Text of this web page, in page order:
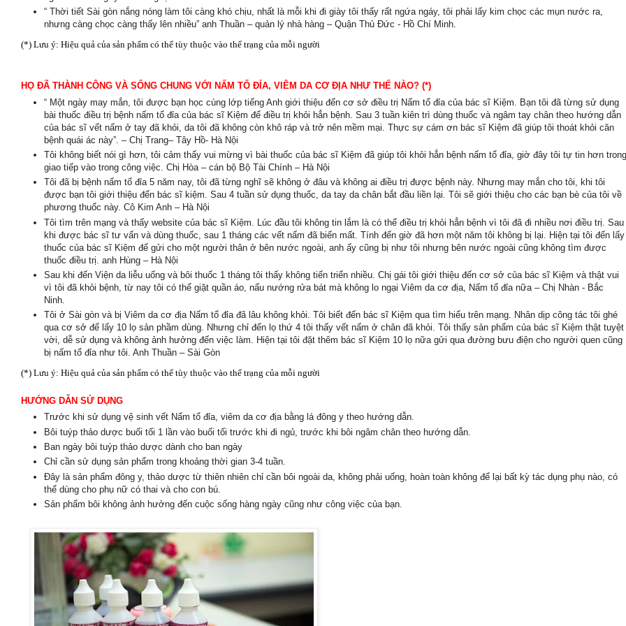
“ Thời tiết Sài gòn nắng nóng làm tôi càng khó chịu, nhất là mỗi khi đi giày tôi thấy rất ngứa ngáy, tôi phải lấy kim chọc các mụn nước ra,
nhưng càng chọc càng thấy lên nhiều” anh Thuần – quản lý nhà hàng – Quận Thủ Đức - Hồ Chí Minh.
(*) Lưu ý: Hiệu quả của sản phẩm có thể tùy thuộc vào thể trạng của mỗi người
HỌ ĐÃ THÀNH CÔNG VÀ SỐNG CHUNG VỚI NẤM TỔ Đ ỈA, VI ÊM DA CƠ Đ ỊA NHƯ THẾ NÀO? (*)
“ Một ngày may mắn, tôi được bạn học cùng lớp tiếng Anh giới thiệu đến cơ sở điều trị Nấm tổ đỉa của bác sĩ Kiệm. Bạn tôi đã từng sử dụng
bài thuốc điều trị bệnh nấm tổ đỉa của bác sĩ Kiệm để điều trị khỏi hẳn bệnh. Sau 3 tuần kiên trì dùng thuốc và ngâm tay chân theo hướng dẫn
của bác sĩ vết nấm ở tay đã khỏi, da tôi đã không còn khô ráp và trở nên mềm mại. Thực sự cám ơn bác sĩ Kiệm đã giúp tôi thoát khỏi căn
bệnh quái ác này”. – Chị Trang– Tây Hồ- Hà Nội
Tôi không biết nói gì hơn, tôi cảm thấy vui mừng vì bài thuốc của bác sĩ Kiệm đã giúp tôi khỏi hẳn bệnh nấm tổ đỉa, giờ đây tôi tự tin hơn trong
giao tiếp vào trong công việc. Chị Hòa – cán bộ Bộ Tài Chính – Hà Nội
Tôi đã bị bệnh nấm tổ đỉa 5 năm nay, tôi đã từng nghĩ sẽ không ở đâu và không ai điều trị được bệnh này. Nhưng may mắn cho tôi, khi tôi
được bạn tôi giới thiệu đến bác sĩ kiệm. Sau 4 tuần sử dụng thuốc, da tay da chân bắt đầu liền lại. Tôi sẽ giới thiệu cho các bạn bè của tôi về
phương thuốc này. Cô Kim Anh – Hà Nội
Tôi tìm trên mạng và thấy website của bác sĩ Kiệm. Lúc đầu tôi không tin lắm là có thể điều trị khỏi hẳn bệnh vì tôi đã đi nhiều nơi điều trị. Sau
khi được bác sĩ tư vấn và dùng thuốc, sau 1 tháng các vết nấm đã biến mất. Tính đến giờ đã hơn một năm tôi không bị lại. Hiện tại tôi đến lấy
thuốc của bác sĩ Kiệm để gửi cho một người thân ở bên nước ngoài, anh ấy cũng bị như tôi nhưng bên nước ngoài cũng không tìm được
thuốc điều trị. anh Hùng – Hà Nội
Sau khi đến Viện da liễu uống và bôi thuốc 1 tháng tôi thấy không tiến triển nhiều. Chị gái tôi giới thiệu đến cơ sở của bác sĩ Kiệm và thật vui
vì tôi đã khỏi bệnh, từ nay tôi có thể giặt quần áo, nấu nướng rửa bát mà không lo ngại Viêm da cơ địa, Nấm tổ đỉa nữa – Chị Nhàn - Bắc
Ninh.
Tôi ở Sài gòn và bị Viêm da cơ địa Nấm tổ đỉađã lâu không khỏi. Tôi biết đến bác sĩ Kiệm qua tìm hiểu trên mạng. Nhân dịp công tác tôi ghé
qua cơ sở để lấy 10 lọ sản phầm dùng. Nhưng chỉ đến lọ thứ 4 tôi thấy vết nấm ở chân đã khỏi. Tôi thấy sản phẩm của bác sĩ Kiệm thật tuyệt
vời, dễ sử dụng và không ảnh hưởng đến việc làm. Hiện tại tôi đặt thêm bác sĩ Kiệm 10 lọ nữa gửi qua đường bưu điện cho người quen cũng
bị nấm tổ đỉa như tôi. Anh Thuần – Sài Gòn
(*) Lưu ý: Hiệu quả của sản phẩm có thể tùy thuộc vào thể trạng của mỗi người
HƯỚNG DẪN SỬ DỤNG
Trước khi sử dụng vệ sinh vết Nấm tổ đỉa, viêm da cơ địa bằng l á đông y theo hướng dẫn.
Bôi tuýp thảo dược buổi tối 1 lần vào buổi tối trước khi đi ngủ, trước khi bôi ngâm chân theo hướng dẫn
Ban ngày bôi tuýp thảo dược dành cho ban ngày
Chỉ cần sử dụng sản phẩm trong khoảng thời gian 3-4 tuần.
Đây là sản phẩm đông y, thảo dược từ thiên nhiên chỉ cần bôi ngoài da, không phải uống, hoàn toàn không để lại bất kỳ tác dụng phụ nào, có
thể dùng cho phụ nữ có thai và cho con bú.
Sản phẩm bôi không ảnh hưởng đến cuộc sống hàng ngày cũng như công việc của bạn.